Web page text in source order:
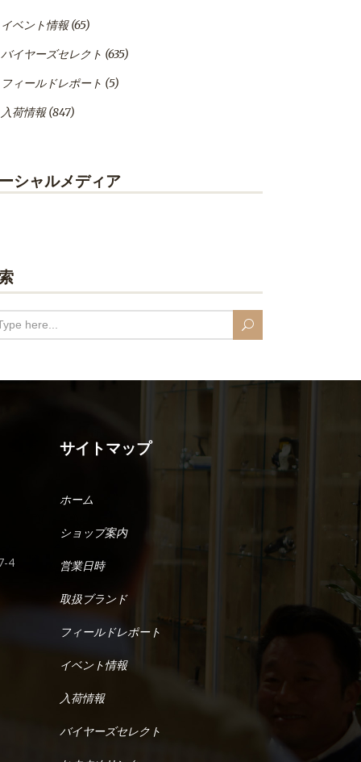
イベント情報(65)
バイヤーズセレクト (635)
フィールドレポート (5)
入荷情報(847)
シャルメディア
4
サイトマップ
ホーム
ショップ案内
営業日時
取扱ブランド
フィールドレポート
イベント情報
入荷情報
バイヤーズセレクト